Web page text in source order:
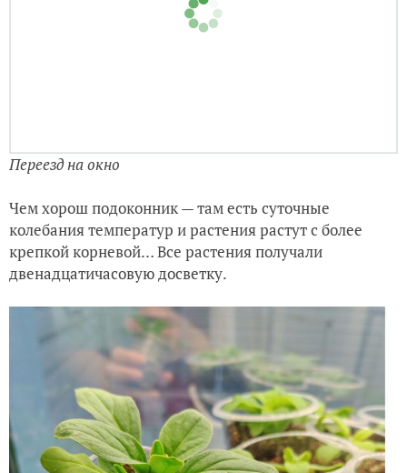
Переезд на окно
Чем хорош подоконник — там есть суточные
колебания температур и растения растут с более
крепкой корневой… Все растения получали
двенадцатичасовую досветку.